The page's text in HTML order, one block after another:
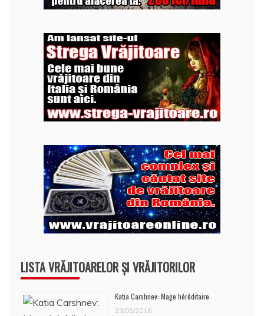
LISTA VRĂJITOARELOR ȘI VRĂJITORILOR
Katia Carshnev: Mage héréditaire
23/05/2016